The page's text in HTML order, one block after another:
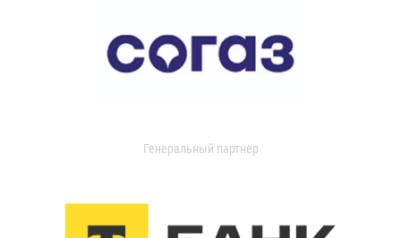
Генеральный партнер